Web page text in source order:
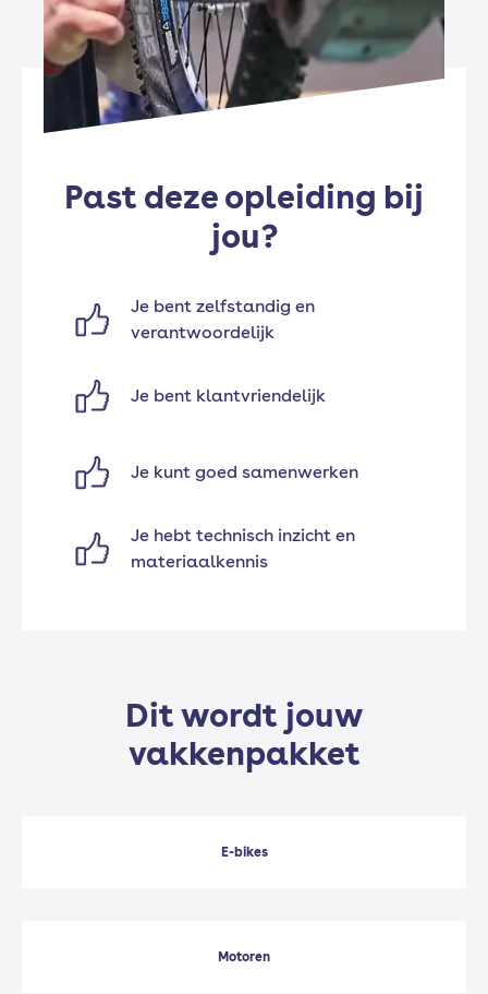
Past deze opleiding bij
jou?
Je bent zelfstandig en
verantwoordelijk
Je bent klantvriendelijk
Je kunt goed samenwerken
Je hebt technisch inzicht en
materiaalkennis
Dit wordt jouw
vakkenpakket
E-bikes
Motoren